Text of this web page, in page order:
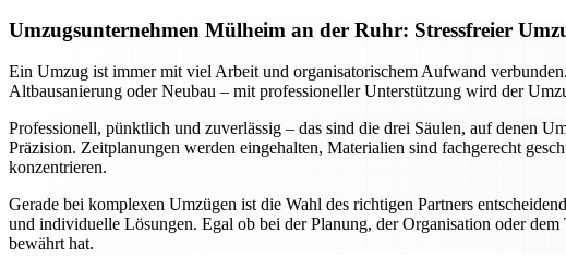
Umzugsunternehmen Mülheim an der Ruhr: Stressfreier
Ein Umzug ist immer mit viel Arbeit und organisatorischem Aufwand
Altbausanierung oder Neubau – mit professioneller Unterstützung wird der
Professionell, pünktlich und zuverlässig – das sind die drei Säulen, auf denen
Präzision. Zeitplanungen werden eingehalten, Materialien sind fachgerecht
konzentrieren.
Gerade bei komplexen Umzügen ist die Wahl des richtigen Partners
und individuelle Lösungen. Egal ob bei der Planung, der Organisation oder
bewährt hat.